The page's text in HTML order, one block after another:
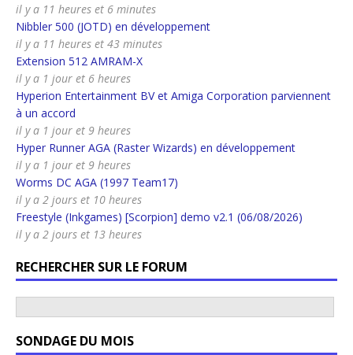
il y a 11 heures et 6 minutes
Nibbler 500 (JOTD) en développement
il y a 11 heures et 43 minutes
Extension 512 AMRAM-X
il y a 1 jour et 6 heures
Hyperion Entertainment BV et Amiga Corporation parviennent
à un accord
il y a 1 jour et 9 heures
Hyper Runner AGA (Raster Wizards) en développement
il y a 1 jour et 9 heures
Worms DC AGA (1997 Team17)
il y a 2 jours et 10 heures
Freestyle (Inkgames) [Scorpion] demo v2.1 (06/08/2026)
il y a 2 jours et 13 heures
RECHERCHER SUR LE FORUM
SONDAGE DU MOIS